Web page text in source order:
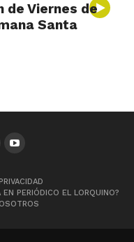
de Viernes de
Santa
PERIÓDICO EL LORQUINO?